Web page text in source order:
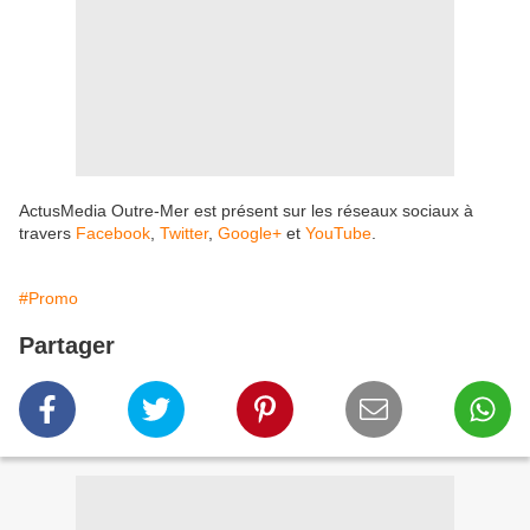
ActusMedia Outre-Mer est présent sur les réseaux sociaux à
travers Facebook Twitter, Google+ et YouTube
#Promo
Partager